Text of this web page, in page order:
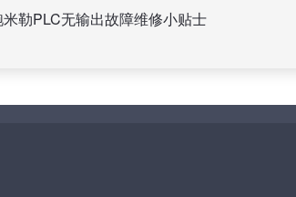
勒PLC无输出故障维修小贴士